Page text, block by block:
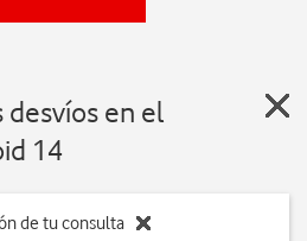
desvíos en el
14
de tu consulta